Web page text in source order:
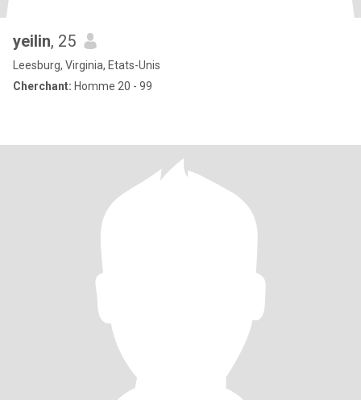
yeilin, 25
Leesburg, Virginia, Etats-Unis
Cherchant: Homme 20 - 99